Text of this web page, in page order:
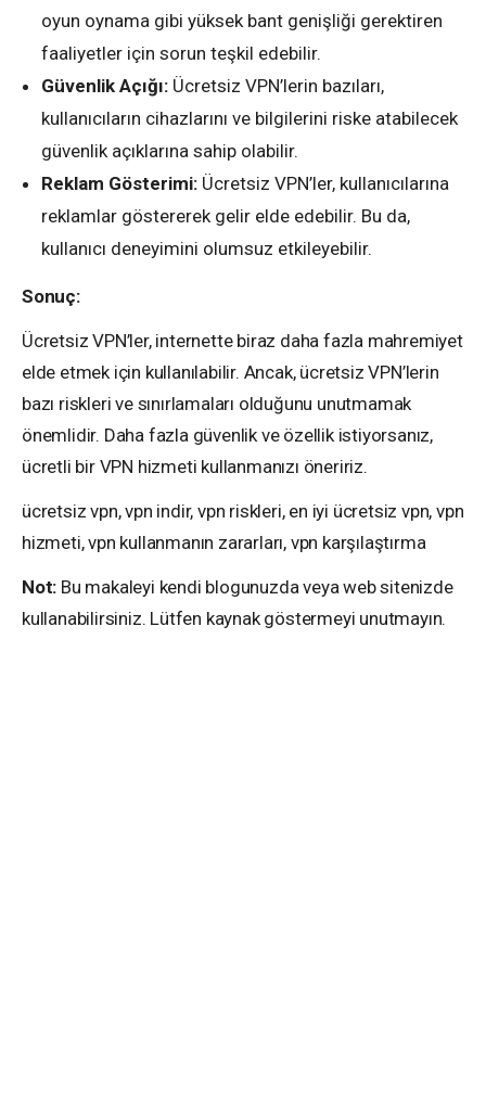
oyun oynama gibi yüksek bant genişliği gerektiren
faaliyetler için sorun teşkil edebilir.
Güvenlik Açığı: Ücretsiz VPN’lerin bazıları,
kullanıcıların cihazlarını ve bilgilerini riske atabilecek
güvenlik açıklarına sahip olabilir.
Reklam Gösterimi: Ücretsiz VPN’ler, kullanıcılarına
reklamlar göstererek gelir elde edebilir. Bu da,
kullanıcı deneyimini olumsuz etkileyebilir.
Sonuç:
Ücretsiz VPN’ler, internette biraz daha fazla mahremiyet
elde etmek için kullanılabilir. Ancak, ücretsiz VPN’lerin
bazı riskleri ve sınırlamaları olduğunu unutmamak
önemlidir. Daha fazla güvenlik ve özellik istiyorsanız,
ücretli bir VPN hizmeti kullanmanızı öneririz.
ücretsiz vpn, vpn indir, vpn riskleri, en iyi ücretsiz vpn, vpn
hizmeti, vpn kullanmanın zararları, vpn karşılaştırma
Not: Bu makaleyi kendi blogunuzda veya web sitenizde
kullanabilirsiniz. Lütfen kaynak göstermeyi unutmayın.